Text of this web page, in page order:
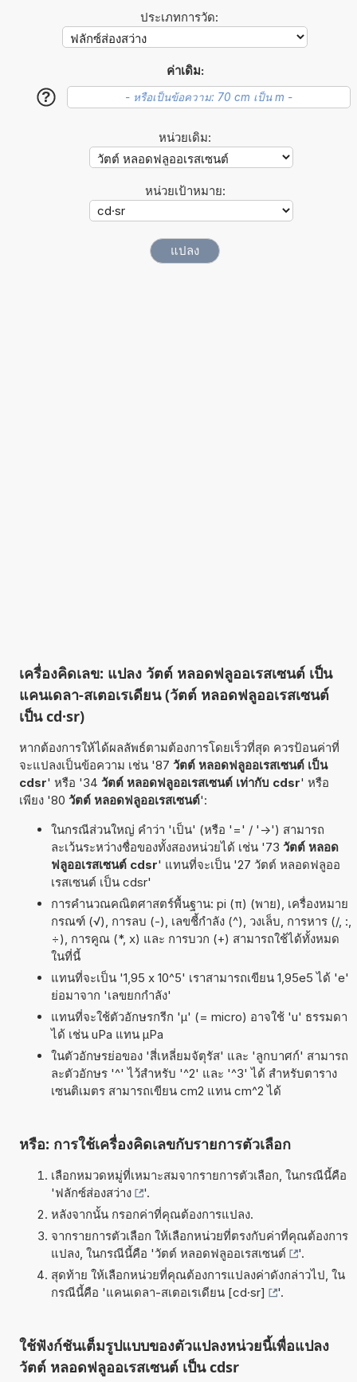
ประเภทการวัด:
ค่าเดิม:
?
หน่วยเดิม:
หน่วยเป้าหมาย:
เครื่องคิดเลข: แปลง วัตต์ หลอดฟลูออเรสเซนต์ เป็น
แคนเดลา-สเตอเรเดียน (วัตต์ หลอดฟลูออเรสเซนต์
เป็น cd·sr)
หากต้องการให้ได้ผลลัพธ์ตามต้องการโดยเร็วที่สุด ควรป้อนค่าที่
จะแปลงเป็นข้อความ เช่น '87 วัตต์ หลอดฟลูออเรสเซนต์ เป็น
cdsr' หรือ '34 วัตต์ หลอดฟลูออเรสเซนต์ เท่ากับ cdsr' หรือ
เพียง '80 วัตต์ หลอดฟลูออเรสเซนต์':
ในกรณีส่วนใหญ่ คำว่า 'เป็น' (หรือ '=' / '->') สามารถ
ละเว้นระหว่างชื่อของทั้งสองหน่วยได้ เช่น '73 วัตต์ หลอด
ฟลูออเรสเซนต์ cdsr' แทนที่จะเป็น '27 วัตต์ หลอดฟลูออ
เรสเซนต์ เป็น cdsr'
การคำนวณคณิตศาสตร์พื้นฐาน: pi (π) (พาย), เครื่องหมาย
กรณฑ์ (√), การลบ (-), เลขชี้กำลัง (^), วงเล็บ, การหาร (/, :,
÷), การคูณ (*, x) และ การบวก (+) สามารถใช้ได้ทั้งหมด
ในที่นี้
แทนที่จะเป็น '1,95 x 10^5' เราสามารถเขียน 1,95e5 ได้ 'e'
ย่อมาจาก 'เลขยกกำลัง'
แทนที่จะใช้ตัวอักษรกรีก 'µ' (= micro) อาจใช้ 'u' ธรรมดา
ได้ เช่น uPa แทน µPa
ในตัวอักษรย่อของ 'สี่เหลี่ยมจัตุรัส' และ 'ลูกบาศก์' สามารถ
ละตัวอักษร '^' ไว้สำหรับ '^2' และ '^3' ได้ สำหรับตาราง
เซนติเมตร สามารถเขียน cm2 แทน cm^2 ได้
หรือ: การใช้เครื่องคิดเลขกับรายการตัวเลือก
เลือกหมวดหมู่ที่เหมาะสมจากรายการตัวเลือก, ในกรณีนี้คือ
'ฟลักซ์ส่องสว่าง
'.
หลังจากนั้น กรอกค่าที่คุณต้องการแปลง.
จากรายการตัวเลือก ให้เลือกหน่วยที่ตรงกับค่าที่คุณต้องการ
แปลง, ในกรณีนี้คือ 'วัตต์ หลอดฟลูออเรสเซนต์
'.
สุดท้าย ให้เลือกหน่วยที่คุณต้องการแปลงค่าดังกล่าวไป, ใน
กรณีนี้คือ 'แคนเดลา-สเตอเรเดียน [cd·sr] '.
ใช้ฟังก์ชันเต็มรูปแบบของตัวแปลงหน่วยนี้เพื่อแปลง
วัตต์ หลอดฟลูออเรสเซนต์ เป็น cdsr